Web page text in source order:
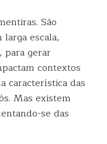
São
escala,
para gerar
contextos
característica das
Mas existem
se das